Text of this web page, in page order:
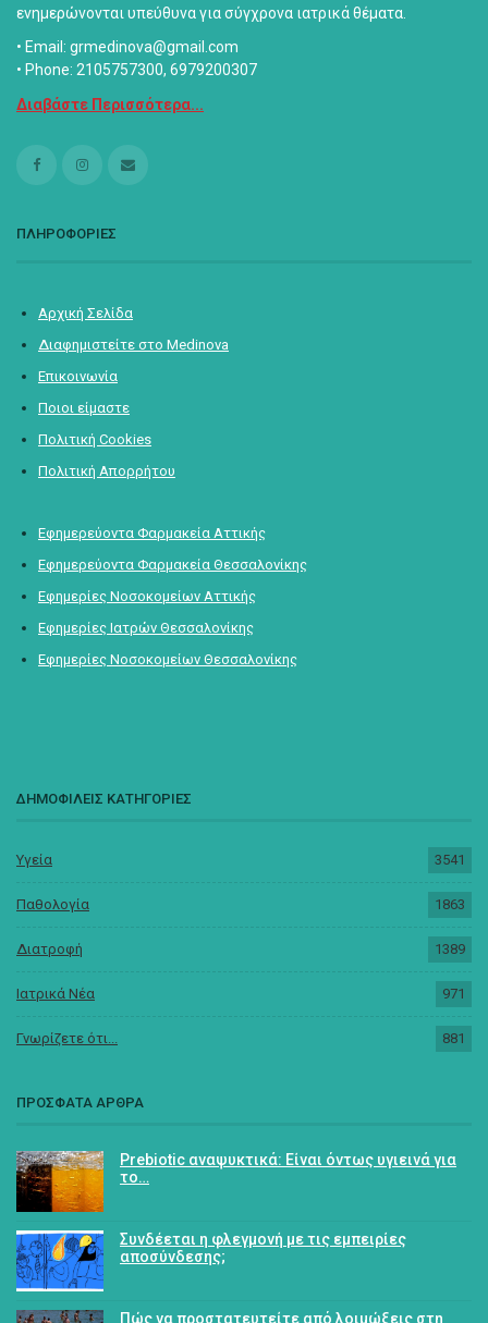
ενημερώνονται υπεύθυνα για σύγχρονα ιατρικά θέματα.
• Email: grmedinova@gmail.com
• Phone: 2105757300, 6979200307
Διαβάστε Περισσότερα...
ΠΛΗΡΟΦΟΡΙΕΣ
Αρχική Σελίδα
Διαφημιστείτε στο Medinova
Επικοινωνία
Ποιοι είμαστε
Πολιτική Cookies
Πολιτική Απορρήτου
Εφημερεύοντα Φαρμακεία Αττικής
Εφημερεύοντα Φαρμακεία Θεσσαλονίκης
Εφημερίες Νοσοκομείων Αττικής
Εφημερίες Ιατρών Θεσσαλονίκης
Εφημερίες Νοσοκομείων Θεσσαλονίκης
ΔΗΜΟΦΙΛΕΙΣ ΚΑΤΗΓΟΡΙΕΣ
Υγεία 3541
Παθολογία 1863
Διατροφή 1389
Ιατρικά Νέα 971
Γνωρίζετε ότι... 881
ΠΡΟΣΦΑΤΑ ΑΡΘΡΑ
Prebiotic αναψυκτικά: Είναι όντως υγιεινά για
το…
Συνδέεται η φλεγμονή με τις εμπειρίες
αποσύνδεσης;
Πώς να προστατευτείτε από λοιμώξεις στη